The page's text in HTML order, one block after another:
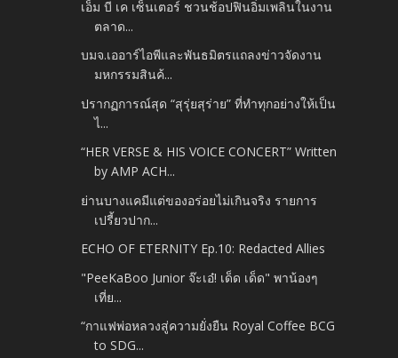
เอ็ม บี เค เซ็นเตอร์ ชวนช้อปฟินอิ่มเพลินในงาน
ตลาด...
บมจ.เออาร์ไอพีและพันธมิตรแถลงข่าวจัดงาน
มหกรรมสินค้...
ปรากฏการณ์สุด “สุรุ่ยสุร่าย” ที่ทำทุกอย่างให้เป็น
ไ...
“HER VERSE & HIS VOICE CONCERT” Written
by AMP ACH...
ย่านบางแคมีแต่ของอร่อยไม่เกินจริง รายการ
เปรี้ยวปาก...
ECHO OF ETERNITY Ep.10: Redacted Allies
"PeeKaBoo Junior จ๊ะเอ๋! เด็ด เด็ด" พาน้องๆ
เที่ย...
“กาแฟพ่อหลวงสู่ความยั่งยืน Royal Coffee BCG
to SDG...